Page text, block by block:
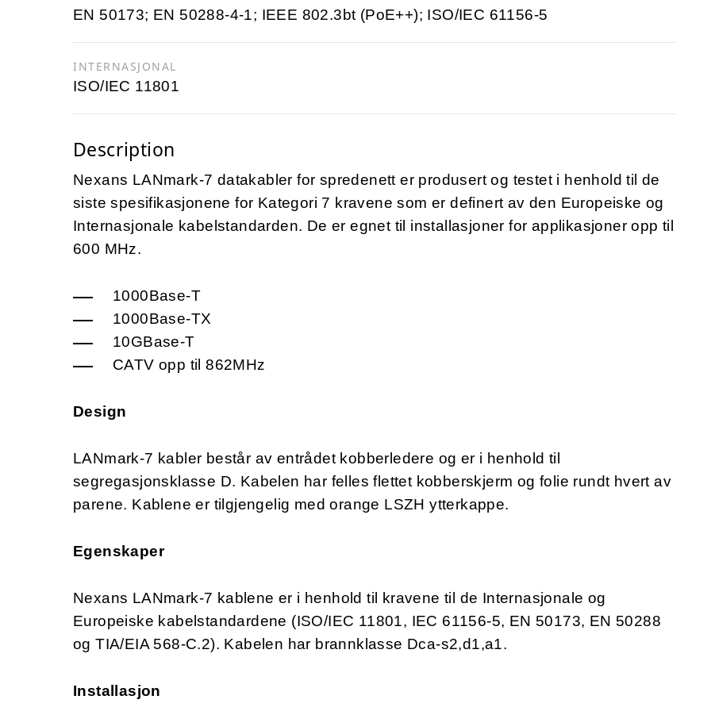
EN 50173; EN 50288-4-1; IEEE 802.3bt (PoE++); ISO/IEC 61156-5
INTERNASJONAL
ISO/IEC 11801
Description
Nexans LANmark-7 datakabler for spredenett er produsert og testet i henhold til de
siste spesifikasjonene for Kategori 7 kravene som er definert av den Europeiske og
Internasjonale kabelstandarden. De er egnet til installasjoner for applikasjoner opp til
600 MHz.
1000Base-T
1000Base-TX
10GBase-T
CATV opp til 862MHz
Design
LANmark-7 kabler består av entrådet kobberledere og er i henhold til
segregasjonsklasse D. Kabelen har felles flettet kobberskjerm og folie rundt hvert av
parene. Kablene er tilgjengelig med orange LSZH ytterkappe.
Egenskaper
Nexans LANmark-7 kablene er i henhold til kravene til de Internasjonale og
Europeiske kabelstandardene (ISO/IEC 11801, IEC 61156-5, EN 50173, EN 50288
og TIA/EIA 568-C.2). Kabelen har brannklasse Dca-s2,d1,a1.
Installasjon